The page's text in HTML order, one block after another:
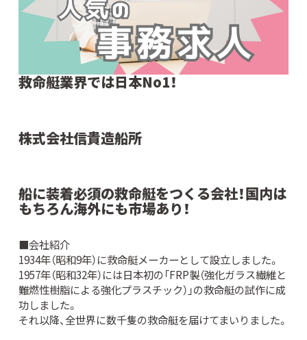
救命艇業界では日本No1！
株式会社信貴造船所
船に装着必須の救命艇をつくる会社！国内は
もちろん海外にも市場あり！
■会社紹介
1934年（昭和9年）に救命艇メーカーとして設立しました。
1957年（昭和32年）には日本初の「FRP製（強化ガラス繊維と
難燃性樹脂による強化プラスチック）」の救命艇の試作に成
功しました。
それ以降、全世界に数千隻の救命艇を届けてまいりました。